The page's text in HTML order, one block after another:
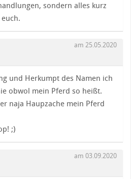
sondern alles kurz
am 25.05.2020
und Herkumpt des Namen ich
obwol mein Pferd so heißt.
naja Haupzache mein Pferd
;)
am 03.09.2020